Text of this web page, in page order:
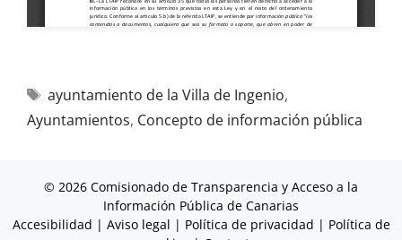
ayuntamiento de la Villa de Ingenio,
Ayuntamientos, Concepto de información pública
© 2026 Comisionado de Transparencia y Acceso a la
Información Pública de Canarias
Accesibilidad | Aviso legal | Política de privacidad | Política de